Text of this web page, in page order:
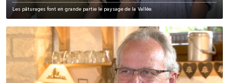
Les pâturages font en grande partie le paysage de la Vallée.